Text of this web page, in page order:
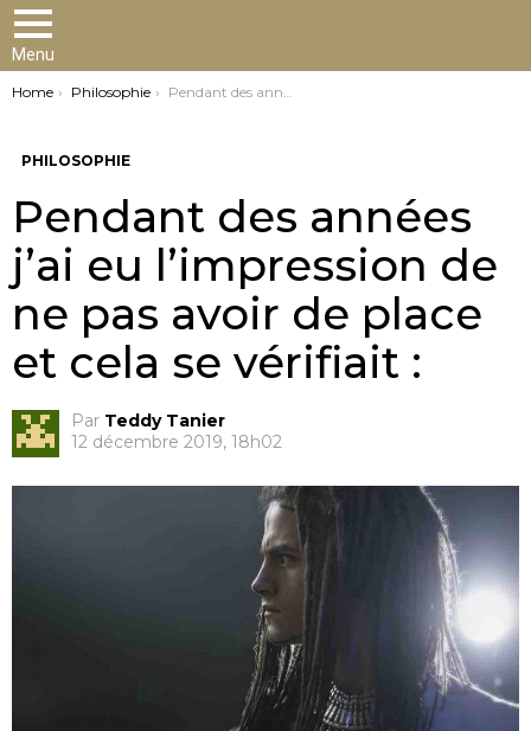
Menu
You are here:
Home Philosophie Pendant des années j’ai eu l’impression de ne pas avoir de place et cela se vérifiait :
PHILOSOPHIE
Pendant des années
j’ai eu l’impression de
ne pas avoir de place
et cela se vérifiait :
Par Teddy Tanier
12 décembre 2019, 18h02